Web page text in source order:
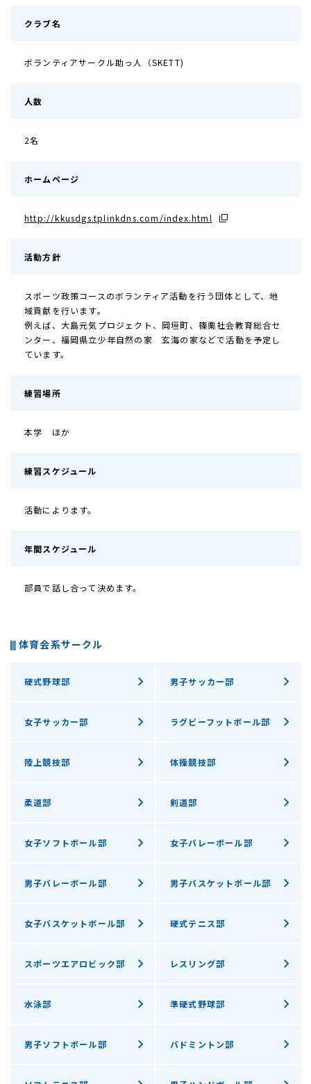
クラブ名
ボランティアサークル助っ人（SKETT)
人数
2名
ホームページ
http://kkusdgs.tplinkdns.com/index.html
活動方針
スポーツ政策コースのボランティア活動を行う団体として、地
域貢献を行います。
例えば、大島元気プロジェクト、岡垣町、篠栗社会教育総合セ
ンター、福岡県立少年自然の家 玄海の家などで活動を予定し
ています。
練習場所
本学 ほか
練習スケジュール
活動によります。
年間スケジュール
部員で話し合って決めます。
体育会系サークル
硬式野球部 男子サッカー部
女子サッカー部 ラグビーフットボール部
陸上競技部 体操競技部
柔道部 剣道部
女子ソフトボール部 女子バレーボール部
男子バレーボール部 男子バスケットボール部
女子バスケットボール部 硬式テニス部
スポーツエアロビック部 レスリング部
水泳部 準硬式野球部
男子ソフトボール部 バドミントン部